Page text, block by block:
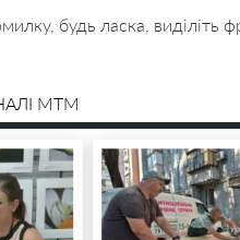
будь ласка, виділіть
MTM